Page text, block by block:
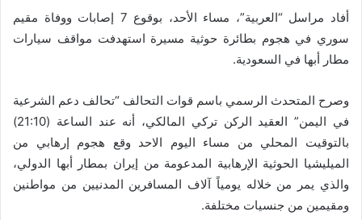
أفاد مراسل “العربية”، مساء الأحد، بوقوع 7 إصابات ووفاة مقيم
سوري في هجوم بطائرة حوثية مسيرة استهدفت مواقف سيارات
مطار أبها في السعودية.
وصرح المتحدث الرسمي باسم قوات التحالف “تحالف دعم الشرعية
في اليمن” العقيد الركن تركي المالكي، أنه عند الساعة (21:10)
بالتوقيت المحلي من مساء اليوم الاحد وقع هجوم إرهابي من
الميليشيا الحوثية الإرهابية المدعومة من إيران بمطار أبها الدولي،
والذي يمر من خلاله يومياً آلاف المسافرين المدنيين من مواطنين
ومقيمين من جنسيات مختلفة.